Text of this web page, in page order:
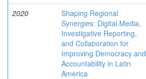
2020
Shaping Regional
Synergies: Digital Media,
Investigative Reporting,
and Collaboration for
Improving Democracy and
Accountability in Latin
America